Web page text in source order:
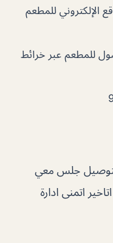
الإلكتروني للمطعم
للمطعم عبر خرائط
جلس معي
اتمنى ادارة